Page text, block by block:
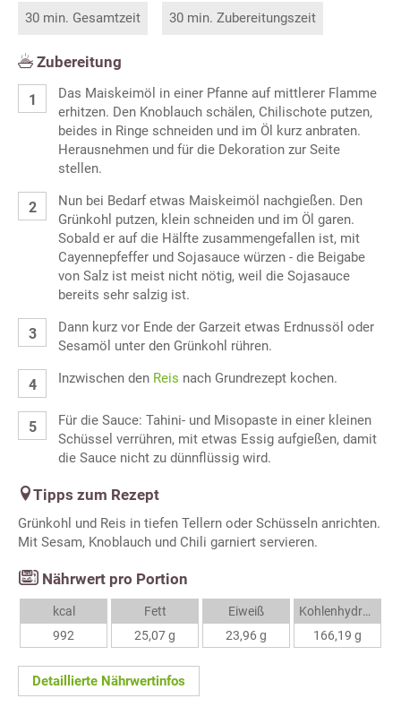
30 min. Gesamtzeit 30 min. Zubereitungszeit
Zubereitung
Das Maiskeimöl in einer Pfanne auf mittlerer Flamme
erhitzen. Den Knoblauch schälen, Chilischote putzen,
beides in Ringe schneiden und im Öl kurz anbraten.
Herausnehmen und für die Dekoration zur Seite
stellen.
Nun bei Bedarf etwas Maiskeimöl nachgießen. Den
Grünkohl putzen, klein schneiden und im Öl garen.
Sobald er auf die Hälfte zusammengefallen ist, mit
Cayennepfeffer und Sojasauce würzen - die Beigabe
von Salz ist meist nicht nötig, weil die Sojasauce
bereits sehr salzig ist.
Dann kurz vor Ende der Garzeit etwas Erdnussöl oder
Sesamöl unter den Grünkohl rühren.
Inzwischen den Reis nach Grundrezept kochen.
Für die Sauce: Tahini- und Misopaste in einer kleinen
Schüssel verrühren, mit etwas Essig aufgießen, damit
die Sauce nicht zu dünnflüssig wird.
Tipps zum Rezept
Grünkohl und Reis in tiefen Tellern oder Schüsseln anrichten.
Mit Sesam, Knoblauch und Chili garniert servieren.
Nährwert pro Portion
kcal
992
Fett
25,07 g
Eiweiß
23,96 g
Kohlenhydrate
166,19 g
Detaillierte Nährwertinfos